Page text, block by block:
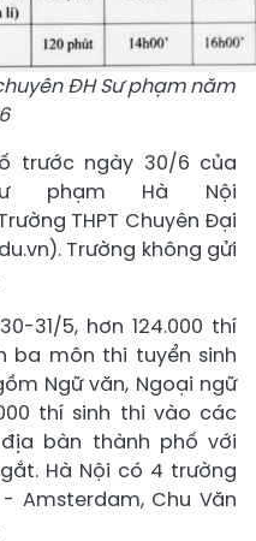
ĐH Sư phạm năm
trước ngày 30/6 của
phạm Hà Nội
THPT Chuyên Đại
Trường không gửi
31/5, hơn 124.000 thí
ba môn thi tuyển sinh
Ngữ văn, Ngoại ngữ
thí sinh thi vào các
bàn thành phố với
Hà Nội có 4 trường
Amsterdam, Chu Văn